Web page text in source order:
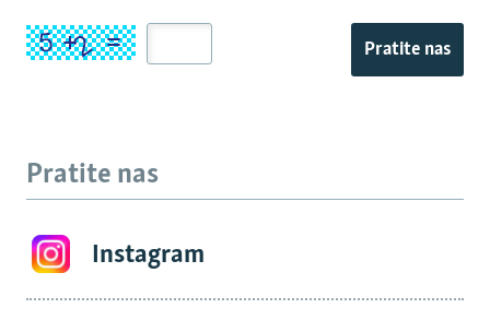
Pratite nas
Pratite nas
Instagram